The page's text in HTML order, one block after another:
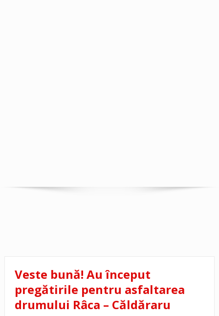
Veste bună! Au început
pregătirile pentru asfaltarea
drumului Râca – Căldăraru